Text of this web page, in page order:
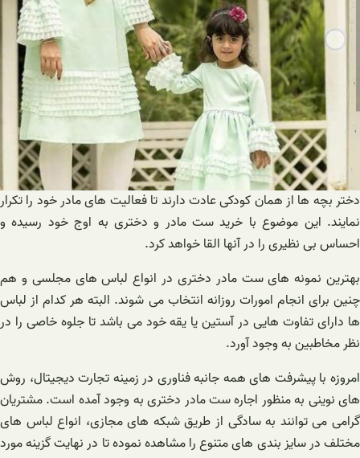
دختر بچه ها از همان کودکی عادت دارند تا فعالیت های مادر خود را تکرار
نمایند. این موضوع با خرید ست مادر و دختری به اوج خود رسیده و
احساس بی نظیری را در آنها القا خواهد کرد.
بهترین نمونه های ست مادر دختری در انواع لباس های مجلسی و هم
چنین برای انجام امورات روزانه انتخاب می شوند. البته هر کدام از لباس
ها دارای تفاوت هایی در آستین یا یقه خود می باشد تا جلوه خاصی را در
نظر مخاطبین به وجود آورد.
امروزه با پیشرفت های همه جانبه فناوری در زمینه تجارت دیجیتال، روش
های نوینی به منظور اجاره ست مادر دختری به وجود آمده است. مشتریان
گرامی می توانند به سادگی از طریق شبکه های مجازی، انواع لباس های
مختلف در سایز بندی های متنوع را مشاهده نموده تا در نهایت گزینه مورد